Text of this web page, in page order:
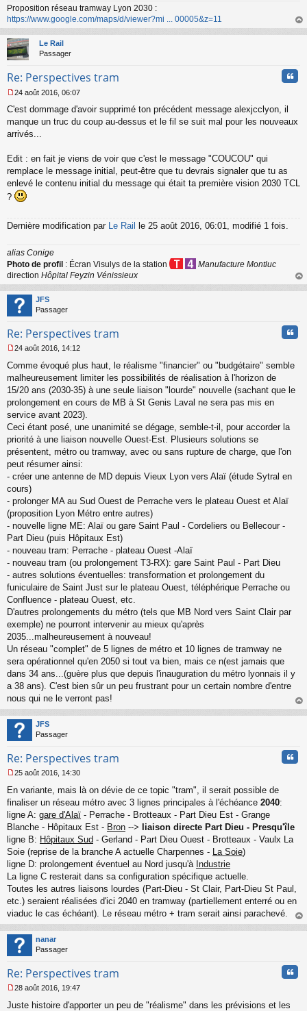
n
l
u
Proposition réseau tramway Lyon 2030 :
https://www.google.com/maps/d/viewer?mi ... 00005&z=11
au
Le Rail
Passager
Re: Perspectives tram
e
s
s
e
n
o
n
24 août 2016, 06:07
C'est dommage d'avoir supprimé ton précédent message alexjcclyon, il
manque un truc du coup au-dessus et le fil se suit mal pour les nouveaux
arrivés...
Edit : en fait je viens de voir que c'est le message "COUCOU" qui
remplace le message initial, peut-être que tu devrais signaler que tu as
enlevé le contenu initial du message qui était ta première vision 2030 TCL
?
Dernière modification par Le Rail le 25 août 2016, 06:01, modifié 1 fois.
alias Conige
Photo de profil : Écran Visulys de la station
Manufacture Montluc
direction Hôpital Feyzin Vénissieux
au
JFS
Passager
Re: Perspectives tram
e
s
s
g
e
n
o
n
u
24 août 2016, 14:12
Comme évoqué plus haut, le réalisme "financier" ou "budgétaire" semble
malheureusement limiter les possibilités de réalisation à l'horizon de
15/20 ans (2030-35) à une seule liaison "lourde" nouvelle (sachant que le
prolongement en cours de MB à St Genis Laval ne sera pas mis en
service avant 2023).
Ceci étant posé, une unanimité se dégage, semble-t-il, pour accorder la
priorité à une liaison nouvelle Ouest-Est. Plusieurs solutions se
présentent, métro ou tramway, avec ou sans rupture de charge, que l'on
peut résumer ainsi:
- créer une antenne de MD depuis Vieux Lyon vers Alaï (étude Sytral en
cours)
- prolonger MA au Sud Ouest de Perrache vers le plateau Ouest et Alaï
(proposition Lyon Métro entre autres)
- nouvelle ligne ME: Alaï ou gare Saint Paul - Cordeliers ou Bellecour -
Part Dieu (puis Hôpitaux Est)
- nouveau tram: Perrache - plateau Ouest -Alaï
- nouveau tram (ou prolongement T3-RX): gare Saint Paul - Part Dieu
- autres solutions éventuelles: transformation et prolongement du
funiculaire de Saint Just sur le plateau Ouest, téléphérique Perrache ou
Confluence - plateau Ouest, etc.
D'autres prolongements du métro (tels que MB Nord vers Saint Clair par
exemple) ne pourront intervenir au mieux qu'après
2035...malheureusement à nouveau!
Un réseau "complet" de 5 lignes de métro et 10 lignes de tramway ne
sera opérationnel qu'en 2050 si tout va bien, mais ce n(est jamais que
dans 34 ans...(guère plus que depuis l'inauguration du métro lyonnais il y
a 38 ans). C'est bien sûr un peu frustrant pour un certain nombre d'entre
nous qui ne le verront pas!
au
JFS
Passager
Re: Perspectives tram
e
s
a
g
e
n
o
u
25 août 2016, 14:30
En variante, mais là on dévie de ce topic "tram", il serait possible de
finaliser un réseau métro avec 3 lignes principales à l'échéance 2040:
ligne A: gare d'Alaï - Perrache - Brotteaux - Part Dieu Est - Grange
Blanche - Hôpitaux Est - Bron --> liaison directe Part Dieu - Presqu'île
ligne B: Hôpitaux Sud - Gerland - Part Dieu Ouest - Brotteaux - Vaulx La
Soie (reprise de la branche A actuelle Charpennes - La Soie)
ligne D: prolongement éventuel au Nord jusqu'à Industrie
La ligne C resterait dans sa configuration spécifique actuelle.
Toutes les autres liaisons lourdes (Part-Dieu - St Clair, Part-Dieu St Paul,
etc.) seraient réalisées d'ici 2040 en tramway (partiellement enterré ou en
viaduc le cas échéant). Le réseau métro + tram serait ainsi parachevé.
au
nanar
Passager
Re: Perspectives tram
e
28 août 2016, 19:47
Juste histoire d'apporter un peu de "réalisme" dans les prévisions et les